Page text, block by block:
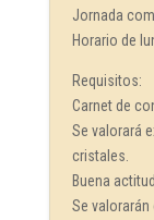
Jornada
Horario de
Requisitos:
Carnet de
Se valorará
cristales.
Buena
Se